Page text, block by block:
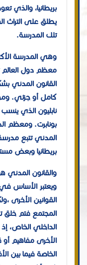
بريطانيا، والذي
يطلق على التراث
تلك المدرسة.
وهي المدرسة
معظم دول العالم
القانون المدني
كامل أو جزئي.
نابليون الذي ينسب
بونابرت. ومعظم
المدني تتبع
بريطانيا وبعض
والقانون المدني
ويعتبر الأساس
القوانين الأخرى
المجتمع فتم خلق
الداخلي الخاص،
الأخرى مفاهيم أو
الخاصة فيما بين